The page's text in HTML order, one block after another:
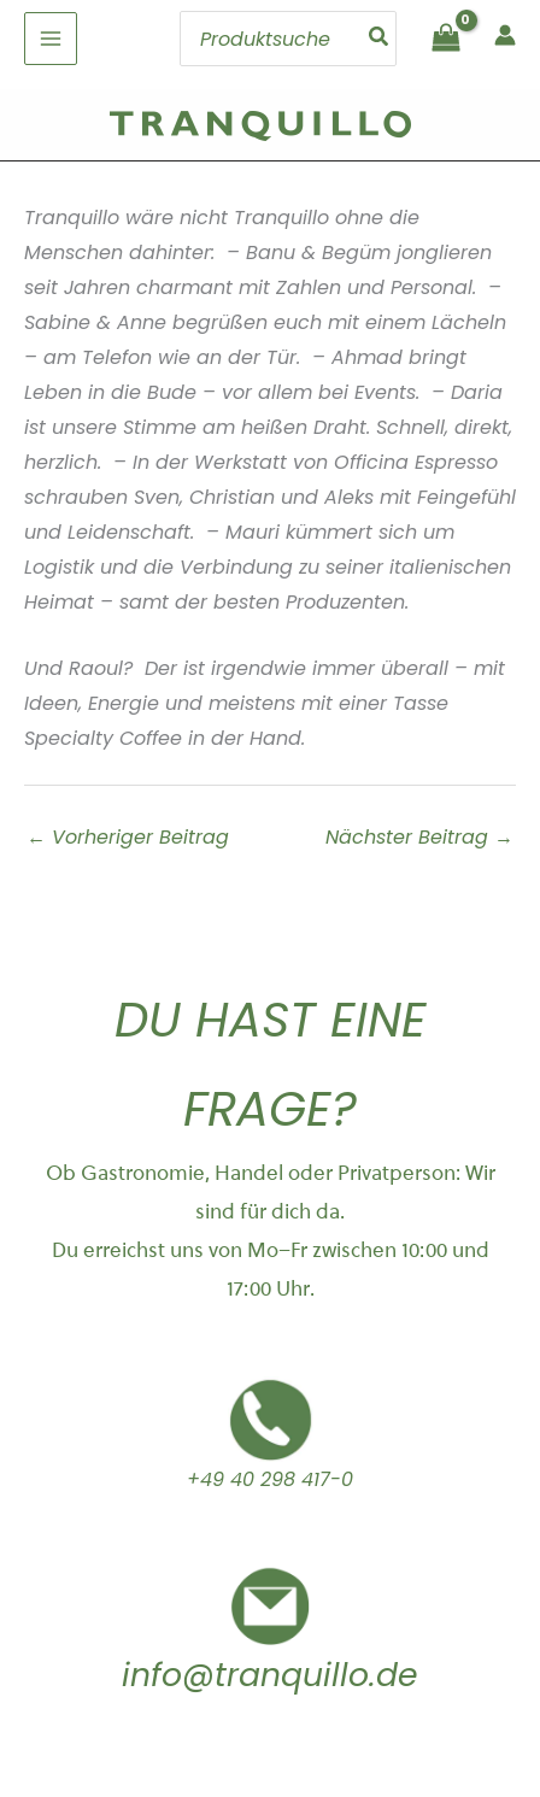
Inhalt
springen
Search
Tranquillo wäre nicht Tranquillo ohne die
Menschen dahinter: – Banu & Begüm jonglieren
seit Jahren charmant mit Zahlen und Personal. –
Sabine & Anne begrüßen euch mit einem Lächeln
– am Telefon wie an der Tür. – Ahmad bringt
Leben in die Bude – vor allem bei Events. – Daria
ist unsere Stimme am heißen Draht. Schnell, direkt,
herzlich. – In der Werkstatt von Officina Espresso
schrauben Sven, Christian und Aleks mit Feingefühl
und Leidenschaft. – Mauri kümmert sich um
Logistik und die Verbindung zu seiner italienischen
Heimat – samt der besten Produzenten.
Und Raoul? Der ist irgendwie immer überall – mit
Ideen, Energie und meistens mit einer Tasse
Specialty Coffee in der Hand.
← Vorheriger Beitrag Nächster Beitrag →
DU HAST EINE
FRAGE?
Ob Gastronomie, Handel oder Privatperson: Wir
sind für dich da.
Du erreichst uns von Mo–Fr zwischen 10:00 und
17:00 Uhr.
+49 40 298 417-0
info@tranquillo.de